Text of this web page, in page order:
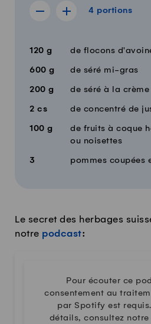
4 portions
Afficher la recette de 3
Afficher la recette
4 portions
Quantité Ingrédients
120 g de flocons
600 g de séré mi-gras
200 g de séré à la crème
2 cs de concentré de
100 g
de fruits à coque
ou noisettes
3 pommes coupées
Le secret des herbages
notre podcast:
Pour écouter ce
consentement au
par Spotify est
détails, consultez notre